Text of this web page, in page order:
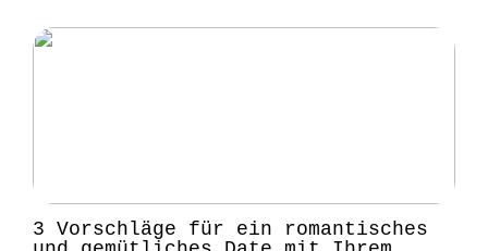
3 Vorschläge für ein romantisches